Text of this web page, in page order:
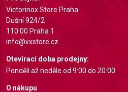
Victorinox Store Praha
Dušní 924/2
110 00 Praha 1
info@vxstore.cz
Otevírací doba prodejny:
Pondělí až neděle od 9:00 do 20:00
O nákupu
requested
Non-IAB processing purposes:
Necessary
Performance